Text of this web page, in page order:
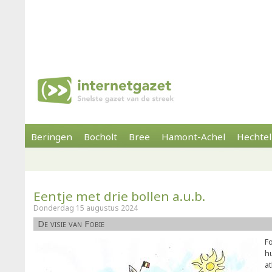
Beringen Bocholt Bree Hamont-Achel
Eentje met drie bollen a.u.b.
Donderdag 15 augustus 2024
De visie van Fobie